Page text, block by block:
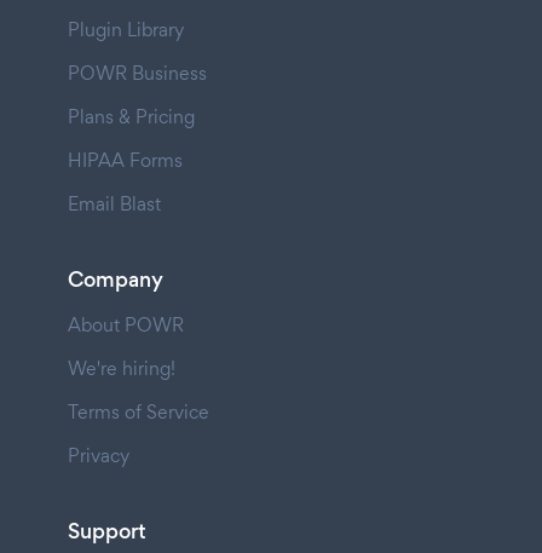
Plugin Library
POWR Business
Plans & Pricing
HIPAA Forms
Email Blast
Company
About POWR
We're hiring!
Terms of Service
Privacy
Support